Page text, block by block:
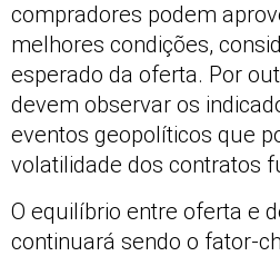
compradores podem
melhores condições,
esperado da oferta. Por
devem observar os
eventos geopolíticos que
volatilidade dos contratos
O equilíbrio entre oferta e
continuará sendo o fator-